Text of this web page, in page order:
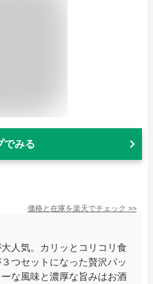
でみる
価格と在庫を楽天でチェック >>
人気。カリッとコリコリ食
つセットになった贅沢パッ
な風味と濃厚な旨みはお酒